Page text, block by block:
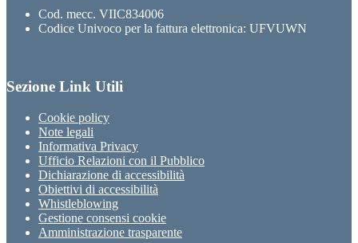
Cod. mecc. VIIC834006
Codice Univoco per la fattura elettronica: UFVUWN
Sezione Link Utili
Cookie policy
Note legali
Informativa Privacy
Ufficio Relazioni con il Pubblico
Dichiarazione di accessibilità
Obiettivi di accessibilità
Whistleblowing
Gestione consensi cookie
Amministrazione trasparente